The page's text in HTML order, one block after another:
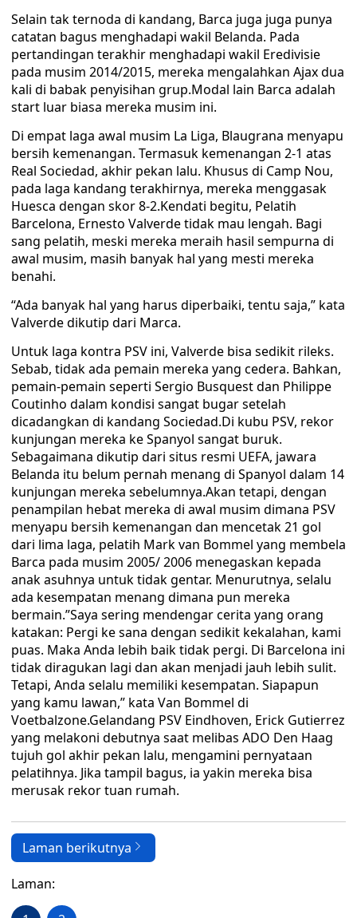
Selain tak ternoda di kandang, Barca juga juga punya
catatan bagus menghadapi wakil Belanda. Pada
pertandingan terakhir menghadapi wakil Eredivisie
pada musim 2014/2015, mereka mengalahkan Ajax dua
kali di babak penyisihan grup.Modal lain Barca adalah
start luar biasa mereka musim ini.
Di empat laga awal musim La Liga, Blaugrana menyapu
bersih kemenangan. Termasuk kemenangan 2-1 atas
Real Sociedad, akhir pekan lalu. Khusus di Camp Nou,
pada laga kandang terakhirnya, mereka menggasak
Huesca dengan skor 8-2.Kendati begitu, Pelatih
Barcelona, Ernesto Valverde tidak mau lengah. Bagi
sang pelatih, meski mereka meraih hasil sempurna di
awal musim, masih banyak hal yang mesti mereka
benahi.
“Ada banyak hal yang harus diperbaiki, tentu saja,” kata
Valverde dikutip dari Marca.
Untuk laga kontra PSV ini, Valverde bisa sedikit rileks.
Sebab, tidak ada pemain mereka yang cedera. Bahkan,
pemain-pemain seperti Sergio Busquest dan Philippe
Coutinho dalam kondisi sangat bugar setelah
dicadangkan di kandang Sociedad.Di kubu PSV, rekor
kunjungan mereka ke Spanyol sangat buruk.
Sebagaimana dikutip dari situs resmi UEFA, jawara
Belanda itu belum pernah menang di Spanyol dalam 14
kunjungan mereka sebelumnya.Akan tetapi, dengan
penampilan hebat mereka di awal musim dimana PSV
menyapu bersih kemenangan dan mencetak 21 gol
dari lima laga, pelatih Mark van Bommel yang membela
Barca pada musim 2005/ 2006 menegaskan kepada
anak asuhnya untuk tidak gentar. Menurutnya, selalu
ada kesempatan menang dimana pun mereka
bermain.”Saya sering mendengar cerita yang orang
katakan: Pergi ke sana dengan sedikit kekalahan, kami
puas. Maka Anda lebih baik tidak pergi. Di Barcelona ini
tidak diragukan lagi dan akan menjadi jauh lebih sulit.
Tetapi, Anda selalu memiliki kesempatan. Siapapun
yang kamu lawan,” kata Van Bommel di
Voetbalzone.Gelandang PSV Eindhoven, Erick Gutierrez
yang melakoni debutnya saat melibas ADO Den Haag
tujuh gol akhir pekan lalu, mengamini pernyataan
pelatihnya. Jika tampil bagus, ia yakin mereka bisa
merusak rekor tuan rumah.
Laman berikutnya
Laman: